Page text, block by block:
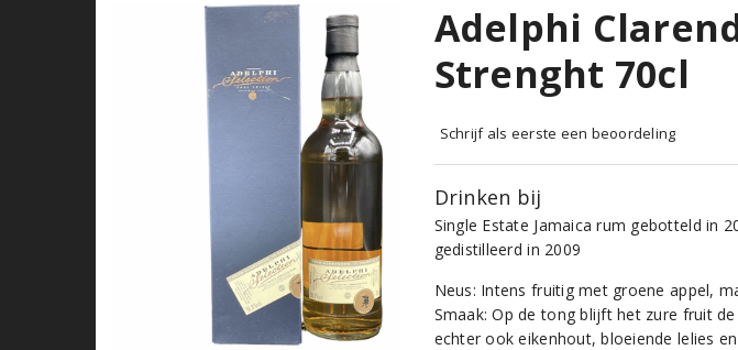
Adelphi
Strenght 70cl
Schrijf als eerste een beoordeling
Drinken bij
Single Estate Jamaica rum gebotteld in
gedistilleerd in 2009
Neus: Intens fruitig met groene appel,
Smaak: Op de tong blijft het zure fruit
echter ook eikenhout, bloeiende lelies